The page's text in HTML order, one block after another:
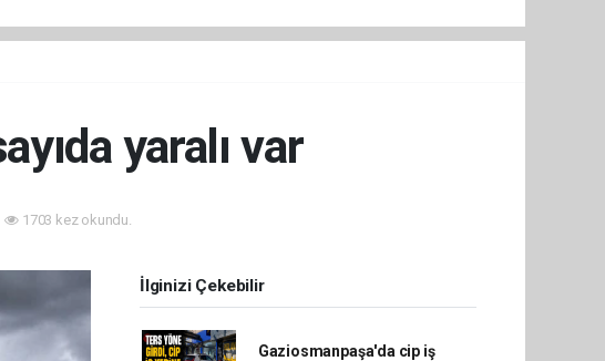
yaralı var
1703 kez okundu.
İlginizi Çekebilir
Gaziosmanpaşa'da cip iş